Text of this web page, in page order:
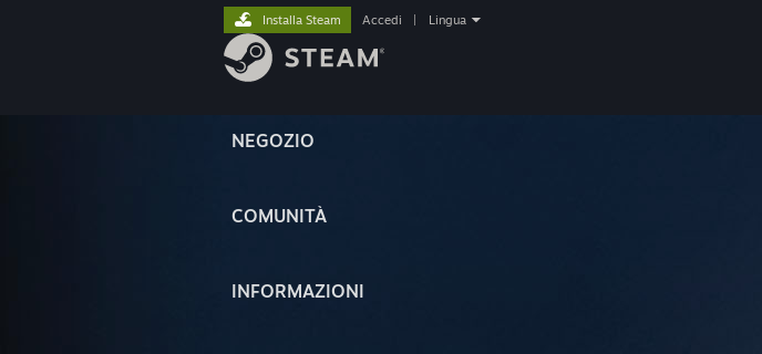
NEGOZIO
COMUNITÀ
INFORMAZIONI
Installa Steam Accedi Lingua